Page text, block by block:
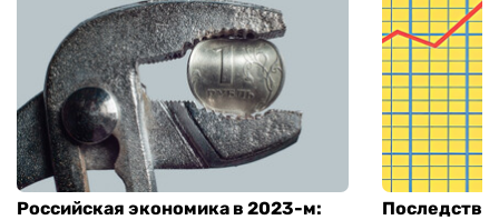
Российская экономика в 2023-м: